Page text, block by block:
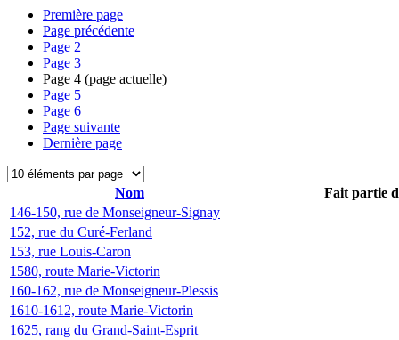
Première page
Page précédente
Page 2
Page 3
Page 4 (page actuelle)
Page 5
Page 6
Page suivante
Dernière page
Nom
Fait partie
146-150, rue de Monseigneur-Signay
152, rue du Curé-Ferland
153, rue Louis-Caron
1580, route Marie-Victorin
160-162, rue de Monseigneur-Plessis
1610-1612, route Marie-Victorin
1625, rang du Grand-Saint-Esprit